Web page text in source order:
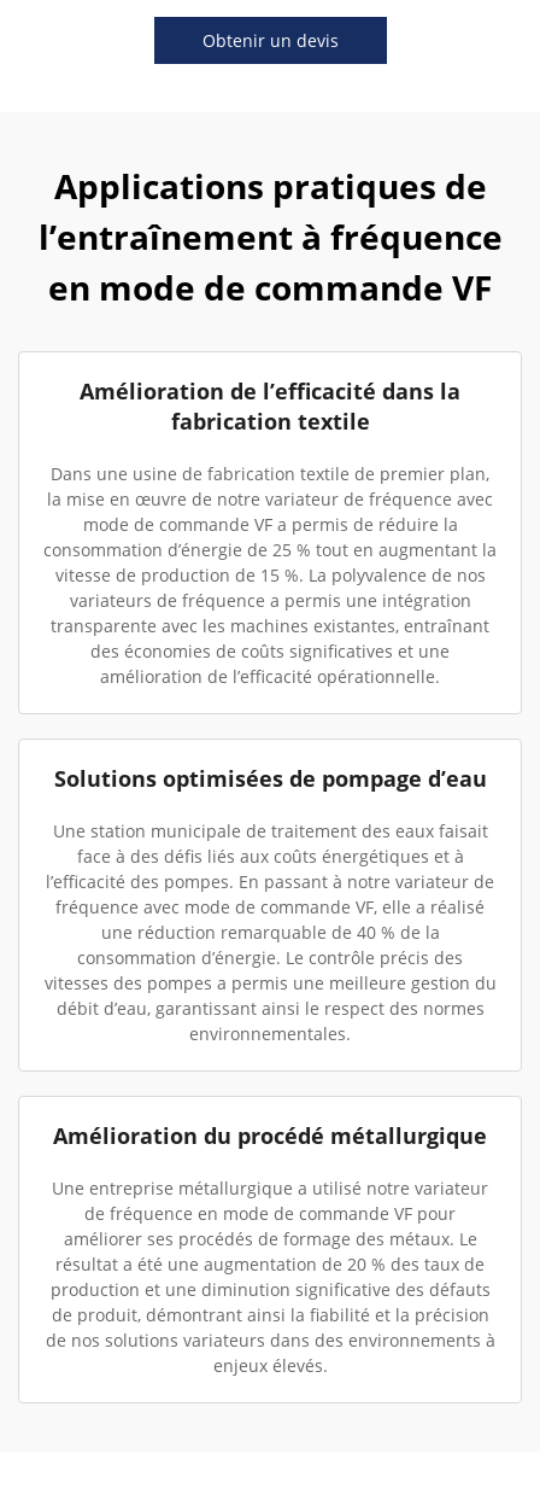
Obtenir un devis
Applications pratiques de
l’entraînement à fréquence
en mode de commande VF
Amélioration de l’efficacité dans la
fabrication textile
Dans une usine de fabrication textile de premier plan,
la mise en œuvre de notre variateur de fréquence avec
mode de commande VF a permis de réduire la
consommation d’énergie de 25 % tout en augmentant la
vitesse de production de 15 %. La polyvalence de nos
variateurs de fréquence a permis une intégration
transparente avec les machines existantes, entraînant
des économies de coûts significatives et une
amélioration de l’efficacité opérationnelle.
Solutions optimisées de pompage d’eau
Une station municipale de traitement des eaux faisait
face à des défis liés aux coûts énergétiques et à
l’efficacité des pompes. En passant à notre variateur de
fréquence avec mode de commande VF, elle a réalisé
une réduction remarquable de 40 % de la
consommation d’énergie. Le contrôle précis des
vitesses des pompes a permis une meilleure gestion du
débit d’eau, garantissant ainsi le respect des normes
environnementales.
Amélioration du procédé métallurgique
Une entreprise métallurgique a utilisé notre variateur
de fréquence en mode de commande VF pour
améliorer ses procédés de formage des métaux. Le
résultat a été une augmentation de 20 % des taux de
production et une diminution significative des défauts
de produit, démontrant ainsi la fiabilité et la précision
de nos solutions variateurs dans des environnements à
enjeux élevés.